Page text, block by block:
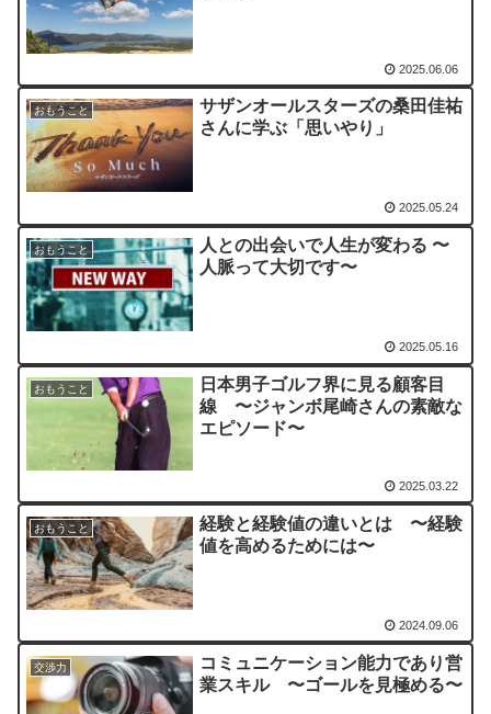
2025.06.06
おもうこと
サザンオールスターズの桑田佳祐
さんに学ぶ「思いやり」
2025.05.24
おもうこと
人との出会いで人生が変わる 〜
人脈って大切です〜
2025.05.16
おもうこと
日本男子ゴルフ界に見る顧客目
線 〜ジャンボ尾崎さんの素敵な
エピソード〜
2025.03.22
おもうこと
経験と経験値の違いとは 〜経験
値を高めるためには〜
2024.09.06
交渉力
コミュニケーション能力であり営
業スキル 〜ゴールを見極める〜